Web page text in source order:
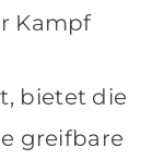
Kampf
bietet die
greifbare